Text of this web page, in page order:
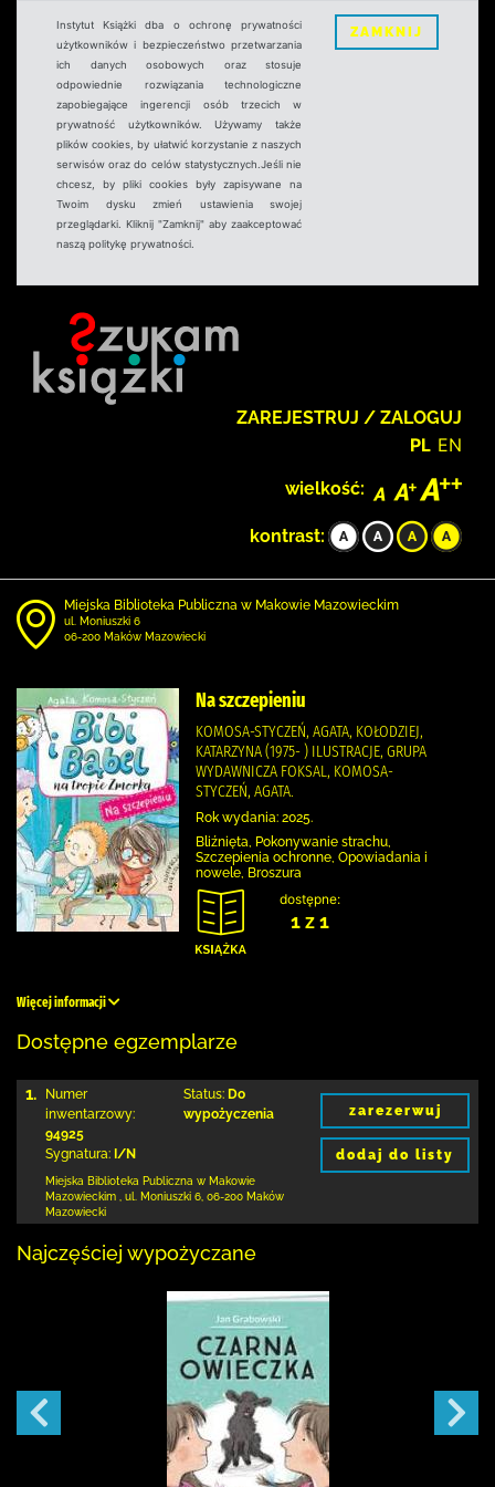
Instytut Książki dba o ochronę prywatności
użytkowników i bezpieczeństwo przetwarzania
ich danych osobowych oraz stosuje
odpowiednie rozwiązania technologiczne
zapobiegające ingerencji osób trzecich w
prywatność użytkowników. Używamy także
plików cookies, by ułatwić korzystanie z naszych
serwisów oraz do celów statystycznych.Jeśli nie
chcesz, by pliki cookies były zapisywane na
Twoim dysku zmień ustawienia swojej
przeglądarki. Kliknij "Zamknij" aby zaakceptować
naszą politykę prywatności.
ZAMKNIJ
ZAREJESTRUJ / ZALOGUJ
PL EN
wielkość:
kontrast:
Miejska Biblioteka Publiczna w Makowie Mazowieckim
ul. Moniuszki 6
06-200 Maków Mazowiecki
Na szczepieniu
KOMOSA-STYCZEŃ, AGATA, KOŁODZIEJ,
KATARZYNA (1975- ) ILUSTRACJE, GRUPA
WYDAWNICZA FOKSAL, KOMOSA-
STYCZEŃ, AGATA.
Rok wydania: 2025.
Bliźnięta, Pokonywanie strachu,
Szczepienia ochronne, Opowiadania i
nowele, Broszura
dostępne:
1 z 1
Więcej informacji
Dostępne egzemplarze
1.
Numer
inwentarzowy:
94925
Sygnatura: I/N
Status: Do
wypożyczenia
Miejska Biblioteka Publiczna w Makowie
Mazowieckim
ul. Moniuszki 6 06-200 Maków
Mazowiecki
zarezerwuj
dodaj do listy
Najczęściej wypożyczane